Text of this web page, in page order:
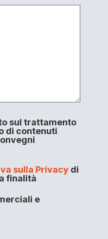
sul trattamento
di contenuti
sulla Privacydi
finalità
e